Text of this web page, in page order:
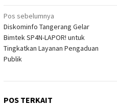
Navigasi
pos
Pos sebelumnya
Diskominfo Tangerang Gelar
Bimtek SP4N-LAPOR! untuk
Tingkatkan Layanan Pengaduan
Publik
POS TERKAIT